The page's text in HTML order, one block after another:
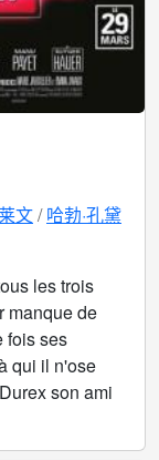
文 哈勃·孔黛
les trois
manque de
fois ses
qui il n'ose
son ami